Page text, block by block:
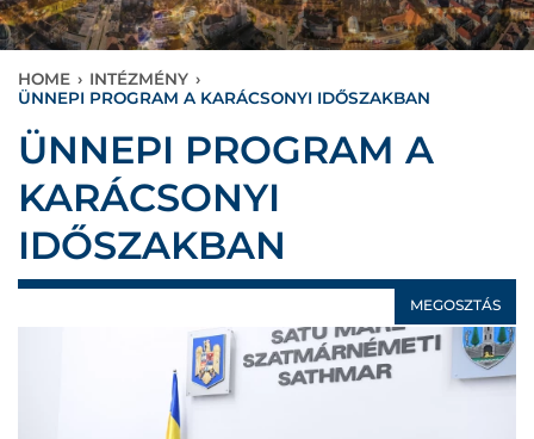
HOME › INTÉZMÉNY ›
ÜNNEPI PROGRAM A KARÁCSONYI IDŐSZAKBAN
ÜNNEPI PROGRAM A
KARÁCSONYI
IDŐSZAKBAN
MEGOSZTÁS